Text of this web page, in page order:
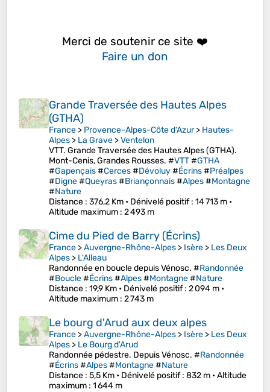
Merci de soutenir ce site ❤️
Faire un don
Grande Traversée des Hautes Alpes
(GTHA)
France > Provence-Alpes-Côte d'Azur> Hautes-
Alpes > La Grave >Ventelon
VTT. Grande Traversée des Hautes Alpes (GTHA).
Mont-Cenis, Grandes Rousses. #VTT#GTHA
#Gapençais#Cerces#Dévoluy#Écrins#Préalpes
#Digne#Queyras#Briançonnais#Alpes#Montagne
#Nature
Distance : 376,2 Km • Dénivelé positif: 14 713 m •
Altitude maximum : 2 493 m
Cime du Pied de Barry (Écrins)
France >Auvergne-Rhône-Alpes > Isère > Les Deux
Alpes > L'Alleau
Randonnée en boucle depuis Vénosc. #Randonnée
#Boucle#Écrins#Alpes#Montagne#Nature
Distance : 19,9 Km • Dénivelé positif: 2 094 m •
Altitude maximum : 2 743 m
Le bourg d'Arud aux deux alpes
France >Auvergne-Rhône-Alpes > Isère > Les Deux
Alpes > Le Bourg d'Arud
Randonnée pédestre. Depuis Vénosc. #Randonnée
#Écrins#Alpes#Montagne#Nature
Distance : 5,5 Km • Dénivelé positif: 832 m •Altitude
maximum : 1 644 m